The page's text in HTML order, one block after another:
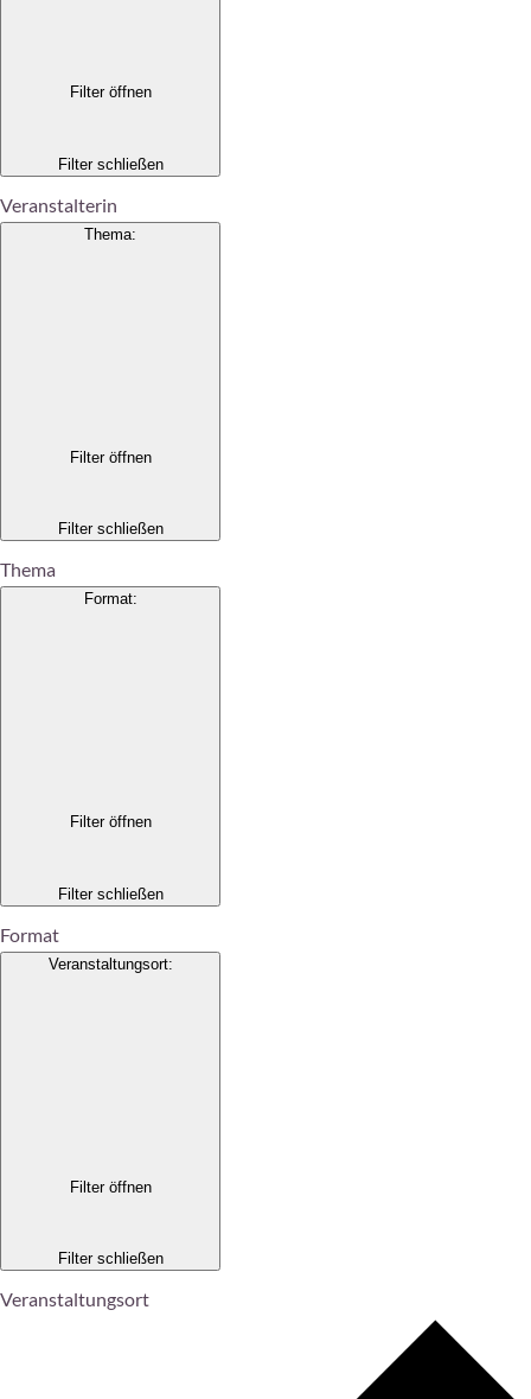
Filter öffnen
Filter schließen
Veranstalterin
Thema:
Filter öffnen
Filter schließen
Thema
Format:
Filter öffnen
Filter schließen
Format
Veranstaltungsort:
Filter öffnen
Filter schließen
Veranstaltungsort